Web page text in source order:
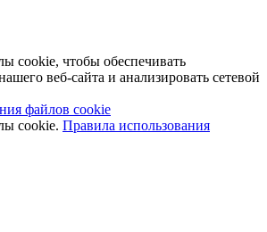
cookie, чтобы обеспечивать
веб-сайта и анализировать сетевой
файлов cookie
cookie. Правила использования